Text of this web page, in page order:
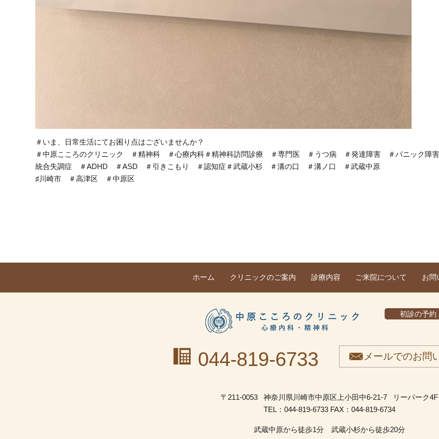
＃いま、日常生活にてお困り点はございませんか？
＃中原こころのクリニック ＃精神科 ＃心療内科＃精神科訪問診療 ＃専門医 ＃うつ病 ＃発達障害 ＃パニック障
統合失調症 ＃ADHD ＃ASD ＃引きこもり ＃認知症＃武蔵小杉 ＃溝の口 ＃溝ノ口 ＃武蔵中原
♯川崎市 ＃高津区 ＃中原区
ホーム クリニックのご案内 診療内容 ご来院について お問
初診の予約
044-819-6733 メールでのお問
〒211-0053 神奈川県川崎市中原区上小田中6-21-7
リーパーク4F
TEL：044-819-6733FAX：044-819-6734
武蔵中原から徒歩1分 武蔵小杉から徒歩20分